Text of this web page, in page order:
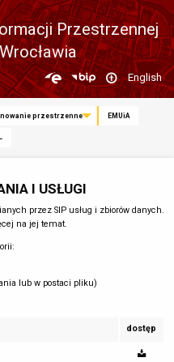
Przestrzennej
Wrocławia
Zmień
język
English
przestrzenne EMUiA
I USŁUGI
przez SIP usług i zbiorów danych.
na jej temat.
lub w postaci pliku)
dostęp